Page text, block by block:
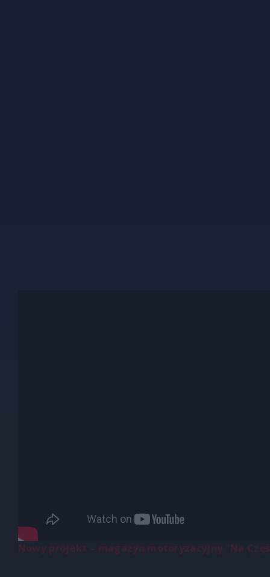
Nowy projekt – magazyn motoryzacyjny "Na